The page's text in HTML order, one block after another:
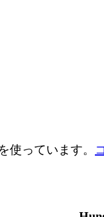
っています。